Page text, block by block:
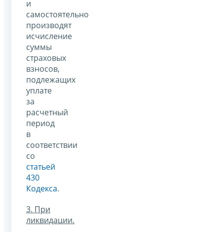
и
самостоятельно
производят
исчисление
суммы
страховых
взносов,
подлежащих
уплате
за
расчетный
период
в
соответствии
со
статьей
430
Кодекса.
3. При
ликвидации.